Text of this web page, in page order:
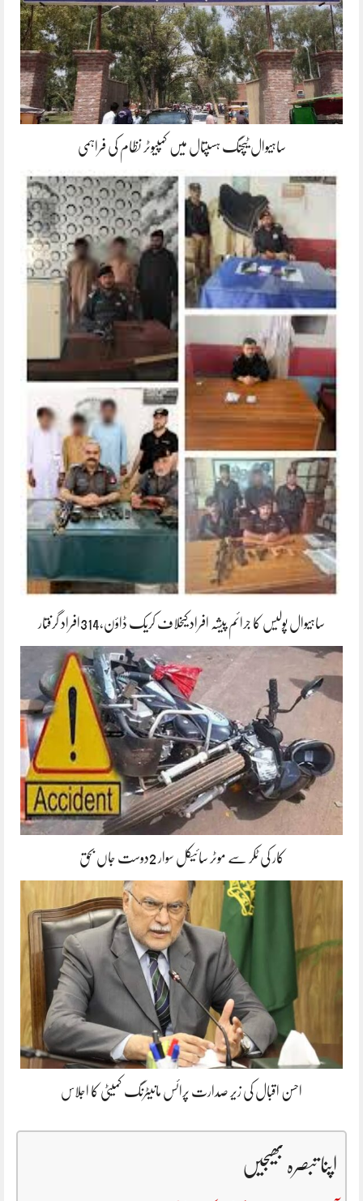
ساہیوال ٹیچنگ ہسپتال میں کمپیوٹر نظام کی فراہمی
ساہیوال پولیس کا جرائم پیشہ افراد کیخلاف کریک ڈاؤن،314افراد گرفتار
کار کی ٹکر سے موٹر سائیکل سوار 2دوست جاں بحق
احسن اقبال کی زیر صدارت پرائس مانیٹرنگ کمیٹی کا اجلاس
اپنا تبصرہ بھیجیں